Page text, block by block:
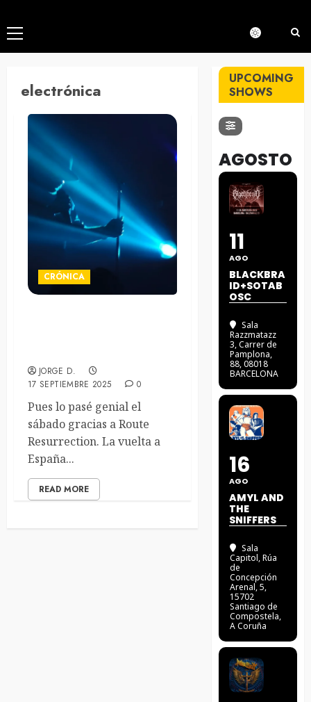
Menú
principal
electrónica
CRÓNICA
JORGE D.
17 SEPTIEMBRE 2025
0
Pues lo pasé genial el
sábado gracias a Route
Resurrection. La vuelta a
España...
READ MORE
UPCOMING
SHOWS
AGOSTO
11
AGO
BLACKBRA
ID+SOTAB
OSC
Sala
Razzmatazz
3, Carrer de
Pamplona,
88, 08018
BARCELONA
16
AGO
AMYL AND
THE
SNIFFERS
Sala
Capitol, Rúa
de
Concepción
Arenal, 5,
15702
Santiago de
Compostela,
A Coruña